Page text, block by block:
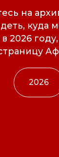
на
куда
2026
2026